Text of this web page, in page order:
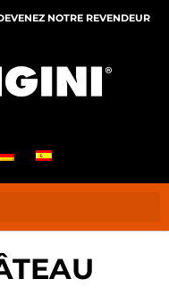
NOTRE REVENDEUR